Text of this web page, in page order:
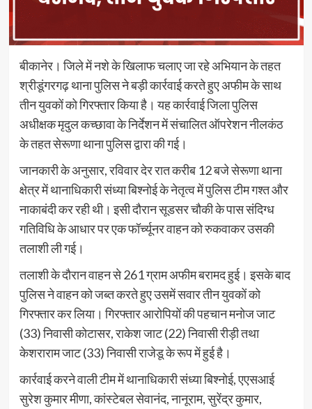
बीकानेर। जिले में नशे के खिलाफ चलाए जा रहे अभियान के तहत
श्रीडूंगरगढ़ थाना पुलिस ने बड़ी कार्रवाई करते हुए अफीम के साथ
तीन युवकों को गिरफ्तार किया है। यह कार्रवाई जिला पुलिस
अधीक्षक मृदुल कच्छावा के निर्देशन में संचालित ऑपरेशन नीलकंठ
के तहत सेरूणा थाना पुलिस द्वारा की गई।
जानकारी के अनुसार, रविवार देर रात करीब 12 बजे सेरूणा थाना
क्षेत्र में थानाधिकारी संध्या बिश्नोई के नेतृत्व में पुलिस टीम गश्त और
नाकाबंदी कर रही थी। इसी दौरान सूडसर चौकी के पास संदिग्ध
गतिविधि के आधार पर एक फॉर्च्यूनर वाहन को रुकवाकर उसकी
तलाशी ली गई।
तलाशी के दौरान वाहन से 261 ग्राम अफीम बरामद हुई। इसके बाद
पुलिस ने वाहन को जब्त करते हुए उसमें सवार तीन युवकों को
गिरफ्तार कर लिया। गिरफ्तार आरोपियों की पहचान मनोज जाट
(33) निवासी कोटासर, राकेश जाट (22) निवासी रीड़ी तथा
केशराराम जाट (33) निवासी राजेडू के रूप में हुई है।
कार्रवाई करने वाली टीम में थानाधिकारी संध्या बिश्नोई, एएसआई
सुरेश कुमार मीणा, कांस्टेबल सेवानंद, नानूराम, सुरेंद्र कुमार,